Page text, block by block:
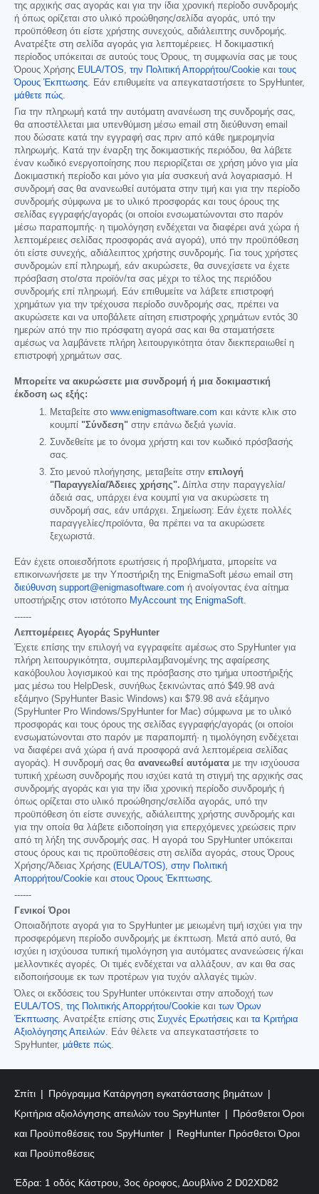
της αρχικής σας αγοράς και για την ίδια χρονική περίοδο συνδρομής
ή όπως ορίζεται στο υλικό προώθησης/σελίδα αγοράς, υπό την
προϋπόθεση ότι είστε χρήστης συνεχούς, αδιάλειπτης συνδρομής.
Ανατρέξτε στη σελίδα αγοράς για λεπτομέρειες. Η δοκιμαστική
περίοδος υπόκειται σε αυτούς τους Όρους, τη συμφωνία σας με τους
Όρους Χρήσης EULA/TOS, την Πολιτική Απορρήτου/Cookie και τους
Όρους Έκπτωσης. Εάν επιθυμείτε να απεγκαταστήσετε το SpyHunter,
μάθετε πώς.
Για την πληρωμή κατά την αυτόματη ανανέωση της συνδρομής σας,
θα αποστέλλεται μια υπενθύμιση μέσω email στη διεύθυνση email
που δώσατε κατά την εγγραφή σας πριν από κάθε ημερομηνία
πληρωμής. Κατά την έναρξη της δοκιμαστικής περιόδου, θα λάβετε
έναν κωδικό ενεργοποίησης που περιορίζεται σε χρήση μόνο για μία
Δοκιμαστική περίοδο και μόνο για μία συσκευή ανά λογαριασμό. Η
συνδρομή σας θα ανανεωθεί αυτόματα στην τιμή και για την περίοδο
συνδρομής σύμφωνα με το υλικό προσφοράς και τους όρους της
σελίδας εγγραφής/αγοράς (οι οποίοι ενσωματώνονται στο παρόν
μέσω παραπομπής· η τιμολόγηση ενδέχεται να διαφέρει ανά χώρα ή
λεπτομέρειες σελίδας προσφοράς ανά αγορά), υπό την προϋπόθεση
ότι είστε συνεχής, αδιάλειπτος χρήστης συνδρομής. Για τους χρήστες
συνδρομών επί πληρωμή, εάν ακυρώσετε, θα συνεχίσετε να έχετε
πρόσβαση στο/στα προϊόν/τα σας μέχρι το τέλος της περιόδου
συνδρομής επί πληρωμή. Εάν επιθυμείτε να λάβετε επιστροφή
χρημάτων για την τρέχουσα περίοδο συνδρομής σας, πρέπει να
ακυρώσετε και να υποβάλετε αίτηση επιστροφής χρημάτων εντός 30
ημερών από την πιο πρόσφατη αγορά σας και θα σταματήσετε
αμέσως να λαμβάνετε πλήρη λειτουργικότητα όταν διεκπεραιωθεί η
επιστροφή χρημάτων σας.
Μπορείτε να ακυρώσετε μια συνδρομή ή μια δοκιμαστική
έκδοση ως εξής:
Μεταβείτε στο www.enigmasoftware.com και κάντε κλικ στο
κουμπί "Σύνδεση" στην επάνω δεξιά γωνία.
Συνδεθείτε με το όνομα χρήστη και τον κωδικό πρόσβασής
σας.
Στο μενού πλοήγησης, μεταβείτε στην επιλογή
"Παραγγελία/Άδειες χρήσης". Δίπλα στην παραγγελία/
άδειά σας, υπάρχει ένα κουμπί για να ακυρώσετε τη
συνδρομή σας, εάν υπάρχει. Σημείωση: Εάν έχετε πολλές
παραγγελίες/προϊόντα, θα πρέπει να τα ακυρώσετε
ξεχωριστά.
Εάν έχετε οποιεσδήποτε ερωτήσεις ή προβλήματα, μπορείτε να
επικοινωνήσετε με την Υποστήριξη της EnigmaSoft μέσω email στη
διεύθυνση support@enigmasoftware.com ή ανοίγοντας ένα αίτημα
υποστήριξης στον ιστότοπο MyAccount της EnigmaSoft.
------
Λεπτομέρειες Αγοράς SpyHunter
Έχετε επίσης την επιλογή να εγγραφείτε αμέσως στο SpyHunter για
πλήρη λειτουργικότητα, συμπεριλαμβανομένης της αφαίρεσης
κακόβουλου λογισμικού και της πρόσβασης στο τμήμα υποστήριξής
μας μέσω του HelpDesk, συνήθως ξεκινώντας από $49.98 ανά
εξάμηνο (SpyHunter Basic Windows) και $79.98 ανά εξάμηνο
(SpyHunter Pro Windows/SpyHunter for Mac) σύμφωνα με το υλικό
προσφοράς και τους όρους της σελίδας εγγραφής/αγοράς (οι οποίοι
ενσωματώνονται στο παρόν με παραπομπή· η τιμολόγηση ενδέχεται
να διαφέρει ανά χώρα ή ανά προσφορά ανά λεπτομέρεια σελίδας
αγοράς). Η συνδρομή σας θα ανανεωθεί αυτόματα με την ισχύουσα
τυπική χρέωση συνδρομής που ισχύει κατά τη στιγμή της αρχικής σας
συνδρομής αγοράς και για την ίδια χρονική περίοδο συνδρομής ή
όπως ορίζεται στο υλικό προώθησης/σελίδα αγοράς, υπό την
προϋπόθεση ότι είστε συνεχής, αδιάλειπτης χρήστης συνδρομής και
για την οποία θα λάβετε ειδοποίηση για επερχόμενες χρεώσεις πριν
από τη λήξη της συνδρομής σας. Η αγορά του SpyHunter υπόκειται
στους όρους και τις προϋποθέσεις στη σελίδα αγοράς, στους Όρους
Χρήσης/Άδειας Χρήσης (EULA/TOS), στην Πολιτική
Απορρήτου/Cookie και στους Όρους Έκπτωσης.
------
Γενικοί Όροι
Οποιαδήποτε αγορά για το SpyHunter με μειωμένη τιμή ισχύει για την
προσφερόμενη περίοδο συνδρομής με έκπτωση. Μετά από αυτό, θα
ισχύει η ισχύουσα τυπική τιμολόγηση για αυτόματες ανανεώσεις ή/και
μελλοντικές αγορές. Οι τιμές ενδέχεται να αλλάξουν, αν και θα σας
ειδοποιήσουμε εκ των προτέρων για τυχόν αλλαγές τιμών.
Όλες οι εκδόσεις του SpyHunter υπόκεινται στην αποδοχή των
EULA/TOS, της Πολιτικής Απορρήτου/Cookie και των Όρων
Έκπτωσης. Ανατρέξτε επίσης στις Συχνές Ερωτήσεις και τα Κριτήρια
Αξιολόγησης Απειλών. Εάν θέλετε να απεγκαταστήσετε το
SpyHunter, μάθετε πώς.
Σπίτι
Πρόγραμμα Κατάργηση εγκατάστασης βημάτων
Κριτήρια αξιολόγησης απειλών του SpyHunter
Πρόσθετοι Όροι
και Προϋποθέσεις του SpyHunter
RegHunter Πρόσθετοι Όροι
και Προϋποθέσεις
Έδρα: 1 οδός Κάστρου, 3ος όροφος, Δουβλίνο 2 D02XD82